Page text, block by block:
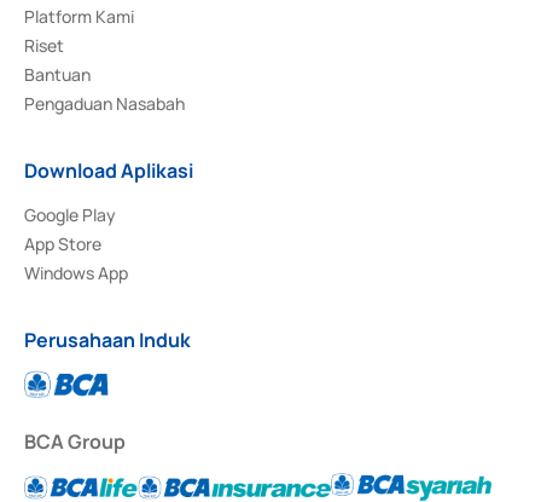
Platform Kami
Riset
Bantuan
Pengaduan Nasabah
Download Aplikasi
Google Play
App Store
Windows App
Perusahaan Induk
BCA Group